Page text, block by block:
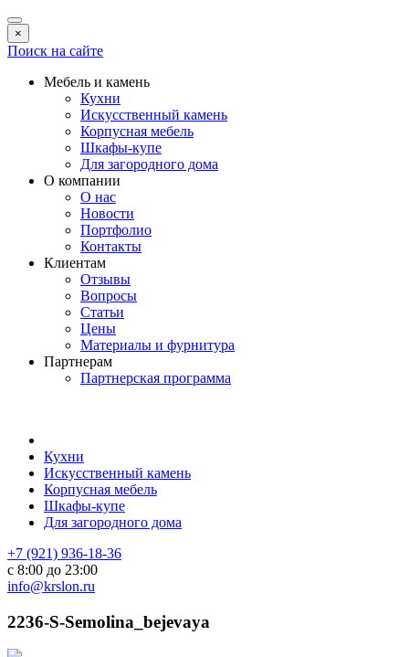
×
Поиск на сайте
Мебель и камень
Кухни
Искусственный камень
Корпусная мебель
Шкафы-купе
Для загородного дома
О компании
О нас
Новости
Портфолио
Контакты
Клиентам
Отзывы
Вопросы
Статьи
Цены
Материалы и фурнитура
Партнерам
Партнерская программа
Кухни
Искусственный камень
Корпусная мебель
Шкафы-купе
Для загородного дома
+7 (921) 936-18-36
с 8:00 до 23:00
info@krslon.ru
2236-S-Semolina_bejevaya